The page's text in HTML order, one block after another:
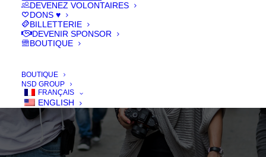
DEVENEZ VOLONTAIRES
DONS ♥
BILLETTERIE
DEVENIR SPONSOR
BOUTIQUE
BOUTIQUE
NSD GROUP
FRANÇAIS
ENGLISH
Fill The Frame
IN